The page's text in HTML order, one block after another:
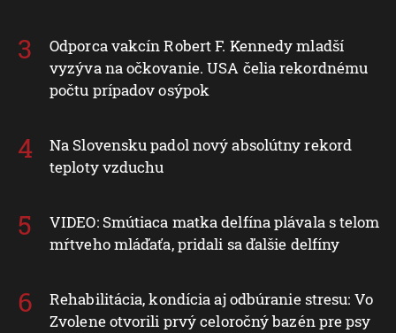
Odporca vakcín Robert F. Kennedy mladší
vyzýva na očkovanie. USA čelia rekordnému
počtu prípadov osýpok
Na Slovensku padol nový absolútny rekord
teploty vzduchu
VIDEO: Smútiaca matka delfína plávala s telom
mŕtveho mláďaťa, pridali sa ďalšie delfíny
Rehabilitácia, kondícia aj odbúranie stresu: Vo
Zvolene otvorili prvý celoročný bazén pre psy